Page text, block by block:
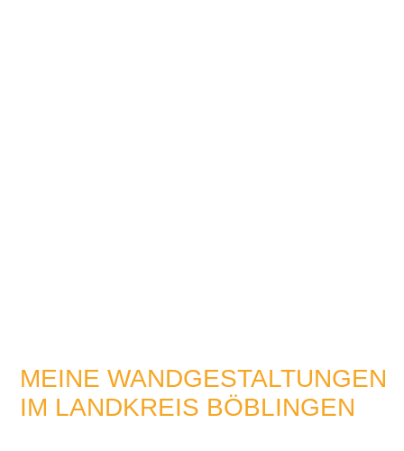
MEINE WANDGESTALTUNGEN
IM LANDKREIS BÖBLINGEN